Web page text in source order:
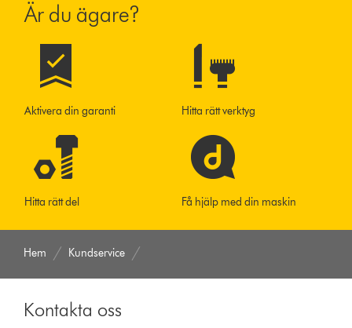
Är du ägare?
Aktivera din garanti Hitta rätt verktyg
Hitta rätt del Få hjälp med din maskin
Hem Kundservice
Kontakta oss